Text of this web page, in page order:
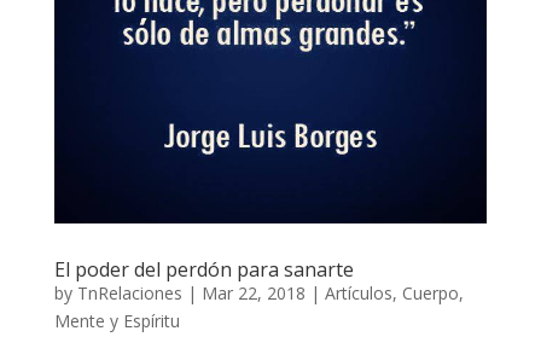
El poder del perdón para sanarte
by TnRelaciones | Mar 22, 2018 | Artículos, Cuerpo,
Mente y Espíritu